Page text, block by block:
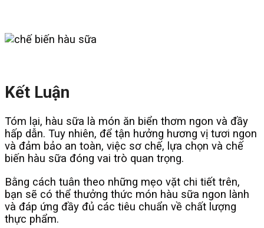
Kết Luận
Tóm lại, hàu sữa là món ăn biển thơm ngon và đầy
hấp dẫn. Tuy nhiên, để tận hưởng hương vị tươi ngon
và đảm bảo an toàn, việc sơ chế, lựa chọn và chế
biến hàu sữa đóng vai trò quan trọng.
Bằng cách tuân theo những mẹo vặt chi tiết trên,
bạn sẽ có thể thưởng thức món hàu sữa ngon lành
và đáp ứng đầy đủ các tiêu chuẩn về chất lượng
thực phẩm.